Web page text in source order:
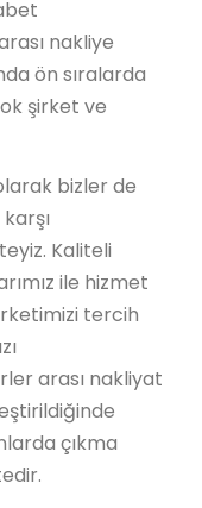
nakliye
ön sıralarda
şirket ve
bizler de
Kaliteli
ile hizmet
tercih
arası nakliyat
çıkma